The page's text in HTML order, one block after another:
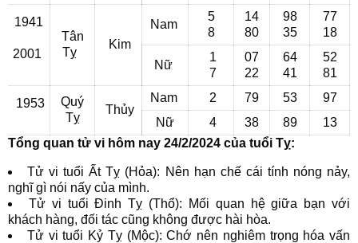
1941
2001
Tân
Tỵ
Kim
Nam
5
8
14
80
98
35
77
18
Nữ
1
7
07
22
64
41
52
81
1953
Quý
Tỵ
Thủy
Nam 2 79 53
97
Nữ
4 38 89
13
Tổng quan tử vi hôm nay 24/2/2024 của tuổi Tỵ:
Tử vi tuổi Ất Tỵ (Hỏa): Nên hạn chế cái tính nóng nảy,
nghĩ gì nói nấy của mình.
Tử vi tuổi Đinh Tỵ (Thổ): Mối quan hệ giữa bạn với
khách hàng, đối tác cũng không được hài hòa.
Tử vi tuổi Kỷ Tỵ (Mộc): Chớ nên nghiêm trọng hóa vấn